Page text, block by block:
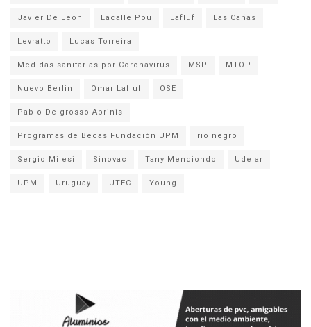
Javier De León Lacalle Pou Lafluf Las Cañas
Levratto Lucas Torreira
Medidas sanitarias por Coronavirus MSP MTOP
Nuevo Berlin Omar Lafluf OSE
Pablo Delgrosso Abrinis
Programas de Becas Fundación UPM rio negro
Sergio Milesi Sinovac Tany Mendiondo Udelar
UPM Uruguay UTEC Young